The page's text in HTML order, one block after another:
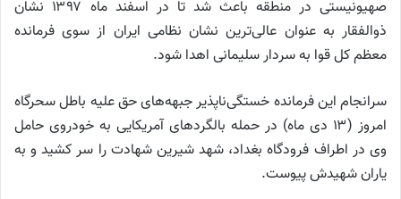
صهیونیستی در منطقه باعث شد تا در اسفند ماه ۱۳۹۷ نشان
ذوالفقار به عنوان عالی‌ترین نشان نظامی ایران از سوی فرمانده
معظم کل قوا به سردار سلیمانی اهدا شود.
سرانجام این فرمانده خستگی‌ناپذیر جبهه‌های حق علیه باطل سحرگاه
امروز (۱۳ دی ماه) در حمله بالگرد‌های آمریکایی به خودروی حامل
وی در اطراف فرودگاه بغداد، شهد شیرین شهادت را سر کشید و به
یاران شهیدش پیوست.